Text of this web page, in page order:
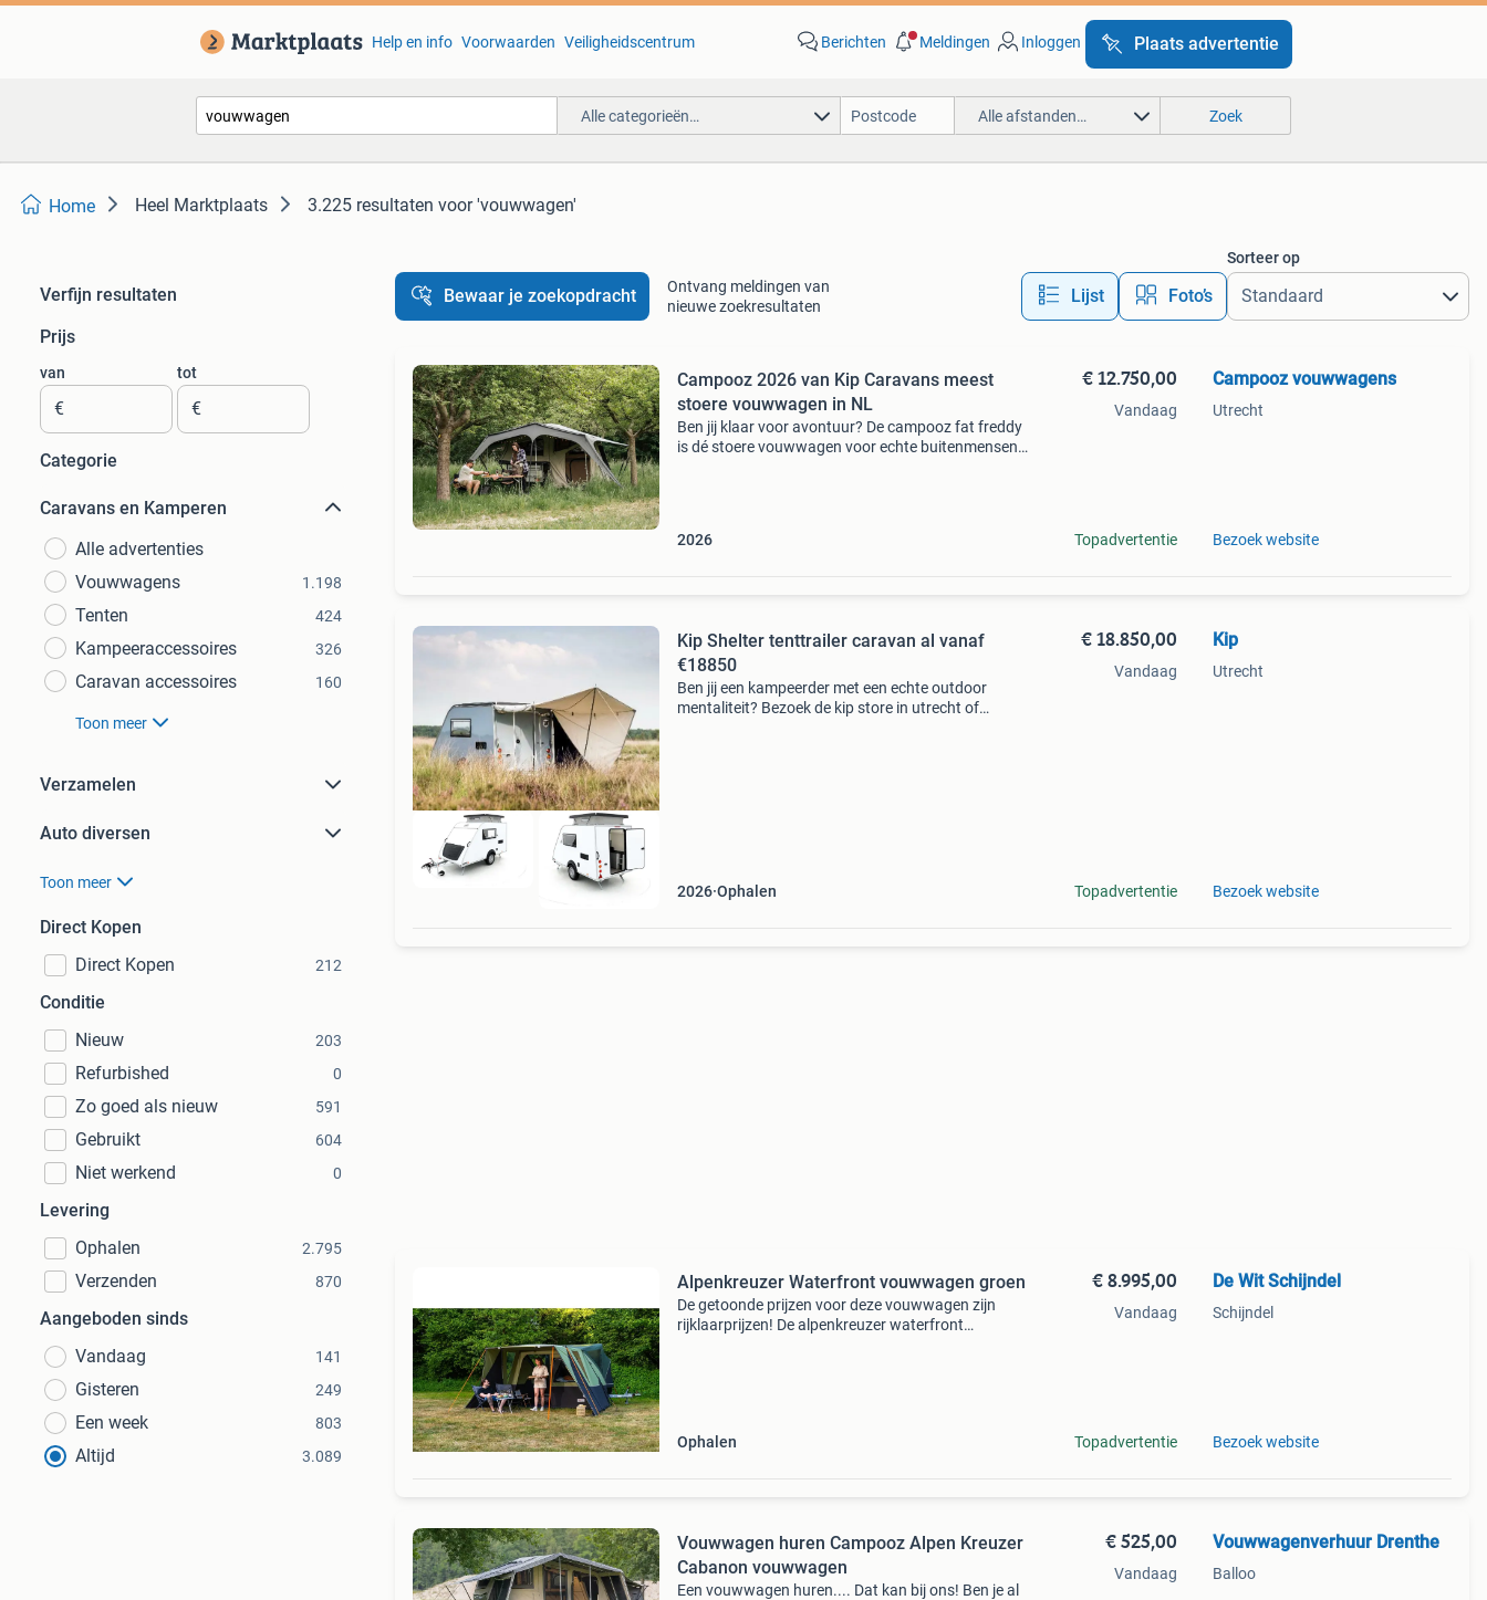
Help en info Voorwaarden Veiligheidscentrum Berichten Meldingen Inloggen Plaats advertentie
Alle categorieën… Alle afstanden… Zoek
Home Heel Marktplaats 3.225 resultaten voor 'vouwwagen'
Verfijn resultaten
Prijs
van
€
tot
€
Categorie
Caravans en Kamperen
Alle advertenties
Vouwwagens
1.198
Tenten 424
Kampeeraccessoires 326
Caravan accessoires 160
Toon meer
Verzamelen
Auto diversen
Toon meer
Direct Kopen
Direct Kopen
212
Conditie
Nieuw
203
Refurbished 0
Zo goed als nieuw 591
Gebruikt 604
Niet werkend 0
Levering
Ophalen
2.795
Verzenden 870
Aangeboden sinds
Vandaag
141
Gisteren 249
Een week 803
Altijd 3.089
Bewaar je zoekopdracht
Ontvang meldingen van
nieuwe zoekresultaten
Lijst Foto’s
Sorteer op
Campooz 2026 van Kip Caravans meest
stoere vouwwagen in NL
Ben jij klaar voor avontuur? De campooz fat freddy
is dé stoere vouwwagen voor echte buitenmensen.
2026
€ 12.750,00
Vandaag
Topadvertentie
Campooz vouwwagens
Utrecht
Bezoek website
Kip Shelter tenttrailer caravan al vanaf
€18850
Ben jij een kampeerder met een echte outdoor
mentaliteit? Bezoek de kip store in utrecht of
2026 Ophalen
€ 18.850,00
Vandaag
Topadvertentie
Kip
Utrecht
Bezoek website
Alpenkreuzer Waterfront vouwwagen groen
De getoonde prijzen voor deze vouwwagen zijn
rijklaarprijzen! De alpenkreuzer waterfront
Ophalen
€ 8.995,00
Vandaag
Topadvertentie
De Wit Schijndel
Schijndel
Bezoek website
Vouwwagen huren Campooz Alpen Kreuzer
Cabanon vouwwagen
Een vouwwagen huren.... Dat kan bij ons! Ben je al
€ 525,00
Vandaag
Vouwwagenverhuur Drenthe
Balloo